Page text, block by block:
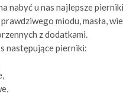
nabyć u nas najlepsze
miodu, masła,
z dodatkami.
następujące pierniki: